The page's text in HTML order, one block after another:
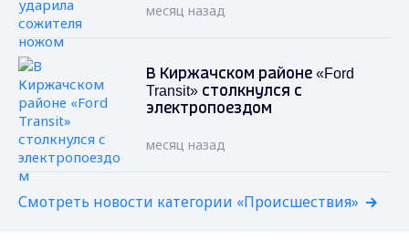
месяц назад
В Киржачском районе «Ford
Transit» столкнулся с
электропоездом
месяц назад
Смотреть новости категории «Происшествия»